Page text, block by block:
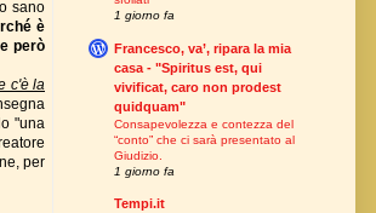
sano
è
però
c'è la
"una
per
1 giorno fa
Francesco, va’, ripara la mia
casa - "Spiritus est, qui
vivificat, caro non prodest
quidquam"
Consapevolezza e contezza del
“conto” che ci sarà presentato al
Giudizio.
1 giorno fa
Tempi.it